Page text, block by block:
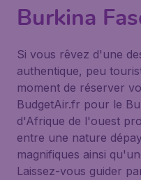
Burkina
Si vous rêvez d'une
authentique, peu
moment de réserver
BudgetAir.fr pour le
d'Afrique de l'ouest
entre une nature
magnifiques ainsi
Laissez-vous guider